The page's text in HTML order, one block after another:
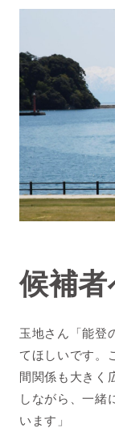
候補
玉地さん「能登
てほしいです。
間関係も大きく
しながら、一緒
います」